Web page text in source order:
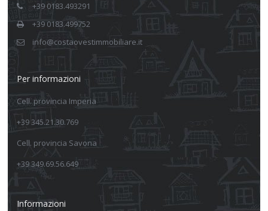
+39 0183.493291
+39 0183.499752
info@costaovestimmobiliare.it
Per informazioni
Cell. provincia Imperia
+39 345.21.30.769
Cell. provincia Savona
+39 349.69.56.649
Informazioni